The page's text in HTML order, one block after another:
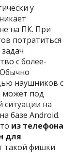
у
на ПК. При
потратиться
с более-
наушников с
может под
ситуации на
базе Android.
из телефона
для
такой фишки